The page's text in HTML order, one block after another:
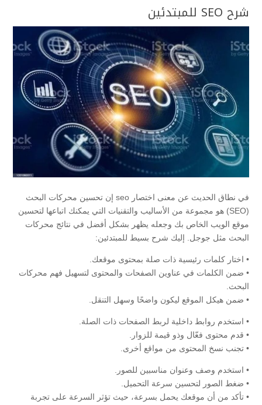
شرح SEO للمبتدئين
في نطاق الحديث عن معنى اختصار seo إن تحسين محركات البحث
(SEO) هو مجموعة من الأساليب والتقنيات التي يمكنك اتباعها لتحسين
موقع الويب الخاص بك وجعله يظهر بشكل أفضل في نتائج محركات
البحث مثل جوجل. إليك شرح بسيط للمبتدئين:
• اختار كلمات رئيسية ذات صلة بمحتوى موقعك.
• ضمن الكلمات في عناوين الصفحات والمحتوى لتسهيل فهم محركات
البحث.
• ضمن هيكل الموقع ليكون واضحًا وسهل التنقل.
• استخدم روابط داخلية لربط الصفحات ذات الصلة.
• قدم محتوى فعّال وذو قيمة للزوار.
• تجنب نسخ المحتوى من مواقع أخرى.
• استخدم وصف وعنوان مناسبين للصور.
• ضغط الصور لتحسين سرعة التحميل.
• تأكد من أن موقعك يحمل بسرعة، حيث تؤثر السرعة على تجربة